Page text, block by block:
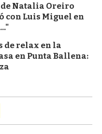
Natalia Oreiro
con Luis Miguel en
de relax en la
en Punta Ballena: